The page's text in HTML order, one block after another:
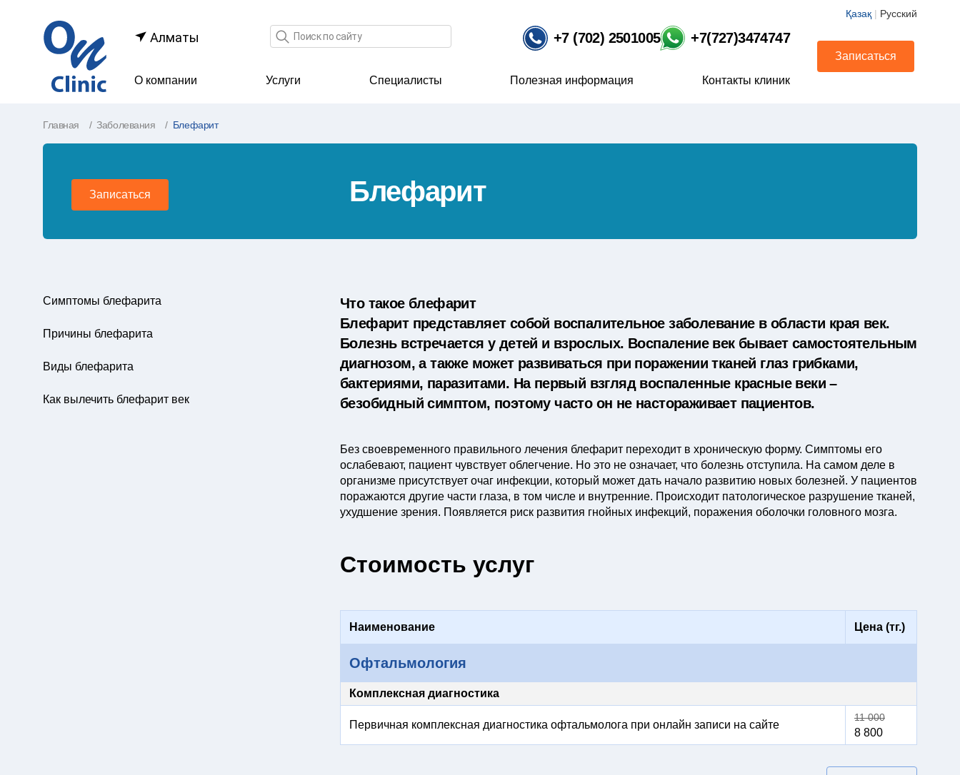
Қазақ | Русский
Алматы Поле поиска +7 (702) 2501005 +7(727)3474747
О компании Услуги Специалисты Полезная информация Контакты клиник
Записаться
Главная Заболевания Блефарит
Записаться Блефарит
Симптомы блефарита
Причины блефарита
Виды блефарита
Как вылечить блефарит век
Что такое блефарит
Блефарит представляет собой воспалительное заболевание в области края век.
Болезнь встречается у детей и взрослых. Воспаление век бывает самостоятельным
диагнозом, а также может развиваться при поражении тканей глаз грибками,
бактериями, паразитами. На первый взгляд воспаленные красные веки –
безобидный симптом, поэтому часто он не настораживает пациентов.
Без своевременного правильного лечения блефарит переходит в хроническую форму. Симптомы его
ослабевают, пациент чувствует облегчение. Но это не означает, что болезнь отступила. На самом деле в
организме присутствует очаг инфекции, который может дать начало развитию новых болезней. У пациентов
поражаются другие части глаза, в том числе и внутренние. Происходит патологическое разрушение тканей,
ухудшение зрения. Появляется риск развития гнойных инфекций, поражения оболочки головного мозга.
Стоимость услуг
Наименование Цена (тг.)
Офтальмология
Комплексная диагностика
Первичная комплексная диагностика офтальмолога при онлайн записи на сайте
11 000
8 800